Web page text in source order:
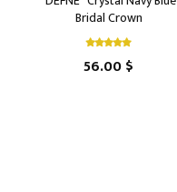
Bridal Crown
56.00 $